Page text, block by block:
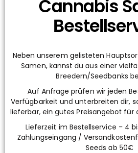
Cannabis
Neben unserem gelisteten
Samen, kannst du aus einer
Breedern/Seedbanks
Auf Anfrage prüfen wir jeden
Verfügbarkeit und unterbreiten dir,
lieferbar, ein gutes Preisangebot für
Lieferzeit im Bestellservice – 4
Zahlungseingang /
Seeds ab 50€